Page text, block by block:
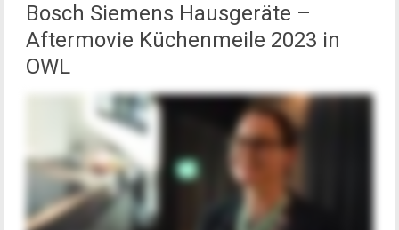
Bosch Siemens Hausgeräte –
Aftermovie Küchenmeile 2023 in
OWL